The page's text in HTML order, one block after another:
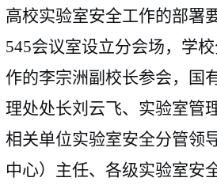
高校实验室安全工作的部署
545会议室设立分会场，学
作的李宗洲副校长参会，国
理处处长刘云飞、实验室管
相关单位实验室安全分管领
中心）主任、各级实验室安